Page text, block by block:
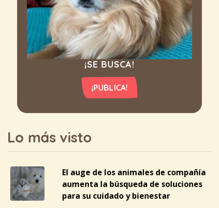
¡SE BUSCA!
¡PUBLICA!
Lo más visto
El auge de los animales de compañía
aumenta la búsqueda de soluciones
para su cuidado y bienestar